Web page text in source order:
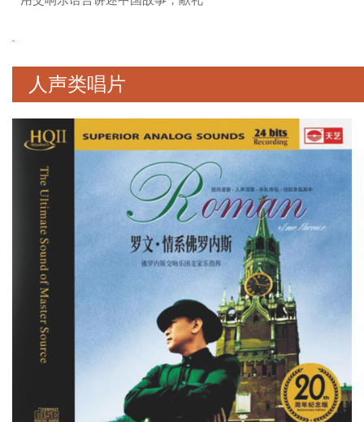
七艺术大学音乐学院（现中央音乐
学院）后留校任教。80年代初赴日
本东京音乐大学向汤浅让二和池边
晋一朗学习作曲，1988年被美国坦
戈伍得音乐中心选为作曲研究员，
师从亨策（Henze）、纳森
（Knussen）和伯恩斯坦
（Bernstein）。
人声类唱片